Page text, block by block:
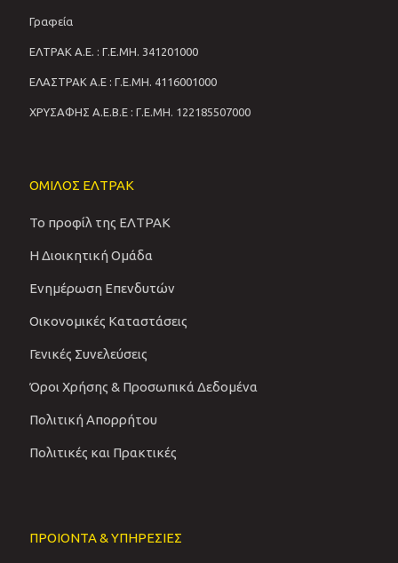
Γραφεία
ΕΛΤΡΑΚ Α.Ε. : Γ.Ε.ΜΗ. 341201000
ΕΛΑΣΤΡΑΚ Α.Ε : Γ.Ε.ΜΗ. 4116001000
ΧΡΥΣΑΦΗΣ Α.Ε.Β.Ε : Γ.Ε.ΜΗ. 122185507000
ΟΜΙΛΟΣ ΕΛΤΡΑΚ
Το προφίλ της ΕΛΤΡΑΚ
Η Διοικητική Ομάδα
Ενημέρωση Επενδυτών
Οικονομικές Καταστάσεις
Γενικές Συνελεύσεις
Όροι Χρήσης & Προσωπικά Δεδομένα
Πολιτική Απορρήτου
Πολιτικές και Πρακτικές
ΠΡΟΙΟΝΤΑ & ΥΠΗΡΕΣΙΕΣ